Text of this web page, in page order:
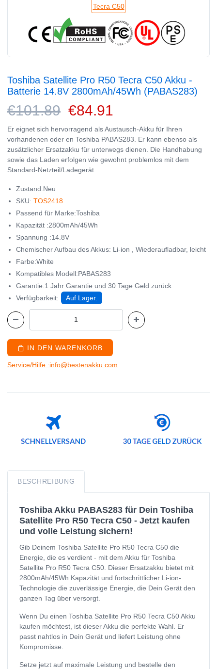
Toshiba Satellite Pro R50 Tecra C50 Akku -
Batterie 14.8V 2800mAh/45Wh (PABAS283)
€101.89 €84.91
Er eignet sich hervorragend als Austausch-Akku für Ihren
vorhandenen oder en Toshiba PABAS283. Er kann ebenso als
zusätzlicher Ersatzakku für unterwegs dienen. Die Handhabung
sowie das Laden erfolgen wie gewohnt problemlos mit dem
Standard-Netzteil/Ladegerät.
Zustand:Neu
SKU: TOS2418
Passend für Marke:Toshiba
Kapazität :2800mAh/45Wh
Spannung :14.8V
Chemischer Aufbau des Akkus: Li-ion , Wiederaufladbar, leicht
Farbe:White
Kompatibles Modell:PABAS283
Garantie:1 Jahr Garantie und 30 Tage Geld zurück
Verfügbarkeit:
Auf Lager.
IN DEN WARENKORB
Service/Hilfe :info@bestenakku.com
BESCHREIBUNG
Toshiba Akku PABAS283 für Dein Toshiba
Satellite Pro R50 Tecra C50 - Jetzt kaufen
und volle Leistung sichern!
Gib Deinem Toshiba Satellite Pro R50 Tecra C50 die
Energie, die es verdient - mit dem Akku für Toshiba
Satellite Pro R50 Tecra C50. Dieser Ersatzakku bietet mit
2800mAh/45Wh Kapazität und fortschrittlicher Li-ion-
Technologie die zuverlässige Energie, die Dein Gerät den
ganzen Tag über versorgt.
Wenn Du einen Toshiba Satellite Pro R50 Tecra C50 Akku
kaufen möchtest, ist dieser Akku die perfekte Wahl. Er
passt nahtlos in Dein Gerät und liefert Leistung ohne
Kompromisse.
Setze jetzt auf maximale Leistung und bestelle den